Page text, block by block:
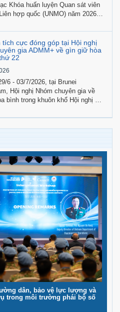
Khóa huấn luyện Quan sát viên
hợp quốc (UNMO) năm 2026,
cùng 24 học viên Việt Nam.
tích cực đóng góp tại Hội nghị
gia ADMM+ về gìn giữ hòa
22
6 - 03/7/2026, tại Brunei
Hội nghị Nhóm chuyên gia về
bình trong khuôn khổ Hội nghị Bộ
lần thứ 22, chu kỳ 5 (2024 -
tổ chức dưới sự đồng chủ trì
Darussalam và Trung Quốc.
dân, bảo vệ lực lượng và
trong môi trường phái bộ số